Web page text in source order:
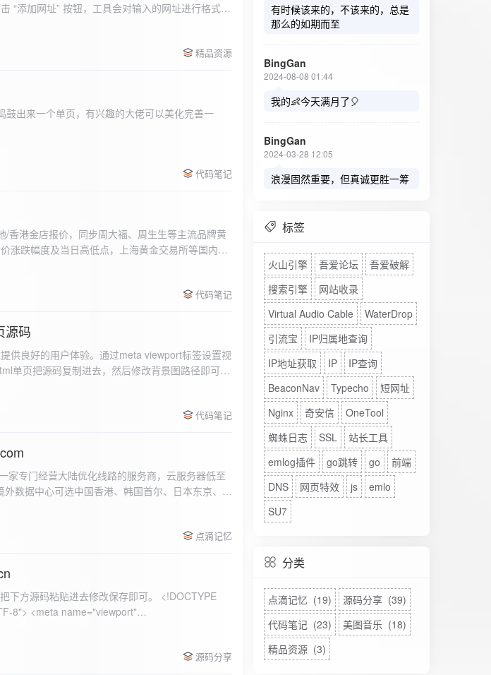
“添加网址” 按钮，工具会对输入的网址进行格式验
右侧面板有一个 “筛选网址” 的下拉框，用户可以选
间隔时间（单位为秒），默认值为 60 秒。开始 /
添加的网址进行一次检测，之后按照设置的监测间
试机制：在进行网址检测时，如果请求失败，会进
日志记录与显示功能。 日志记录： 每次对网址进
色，异常状态的日志为红色。日志会自动滚动到最
精品资源
出来一个单页，有兴趣的大佬可以美化完善一
代码笔记
香港金店报价，同步周大福、周生生等主流品牌黄
涨跌幅度及当日高低点，上海黄金交易所等国内黄
代码笔记
源码
供良好的用户体验。通过meta viewport标签设置视
单页把源码复制进去，然后修改背景图路径即可。
代码笔记
数据中心可选中国香港、韩国首尔、日本东京、美
点滴记忆
2px); box-shadow: 0 6px 15px rgba(0, 0, 0, 0.2); background: #f8f9fa; } .flow-card-top { margin-bottom: 10px; } /* 导航网格样式 */ .nav-grid { display: grid; grid-template-columns: repeat(2, 1fr); gap: 25px; width: 100%; margin: 0 auto; padding: 0; } /* 导航项样式 */ .nav-item { background: hsl(230, 10%, 33%); border-radius: 12px; padding: 12px; text-align: center; box-shadow: none; transition: all 0.3s ease; min-height: 75px; position: relative; } .nav-item:hover { transform: none; background: hsl(230, 10%, 38%); } .nav-item a { text-decoration: none; color: inherit; display: block; text-align: center; } .nav-item h3 { color: #ffffff; font-size: 17px; margin-bottom: 8px; } .nav-item p { color: rgba(255, 255, 255, 0.9); font-size: 16px; margin-bottom: 4px; } .nav-item .status { position: absolute; bottom: -20px; left: 0; right: 0; color: #ff6b6b; font-size: 12px; text-align: center; font-weight: 500; } /* 底部导航样式 */ .float-nav { display: none; } @media (max-width: 768px) { body { padding-bottom: 20px; } .container { padding: 10px; } .main-box { padding: 15px; margin: 5px; } .header { margin-bottom: 15px; padding-bottom: 10px; } .nav-grid { gap: 15px; } .flow-card, .flow-card-top { padding: 12px; margin-bottom: 10px; flex-direction: column; } .flow-card .text-content, .flow-card-top h3 { text-align: center; margin-bottom: 12px; font-size: 16px; } .flow-card h2 { font-size: 16px; margin-bottom: 5px; text-align: center; } .flow-card p { font-size: 13px; text-align: center; padding: 0 5px; } .flow-card a, .flow-card-top a, .flow-card .buttons a, .flow-card-top .buttons a { padding: 7px 0; font-size: 14px; margin: 0 4px; width: 95px; text-align: center; background: #ffffff; color: #2b5876; } .flow-card .buttons, .flow-card-top .buttons { justify-content: center; width: 100%; margin-top: 5px; } .nav-item { padding: 12px; min-height: 70px; width: 100%; } .header h1 { font-size: 24px; } .notice p { font-size: 14px; } .copyright { padding: 10px 0; font-size: 12px; } } /* 版权信息样式 */ .copyright { text-align: center; padding: 15px 0; color: #6c757d; font-size: 13px; letter-spacing: 0.5px; width: 100%; max-width: 1200px; margin: 0 auto; } /* 弹窗样式 */ .modal-overlay { position: fixed; top: 0; left: 0; right: 0; bottom: 0; background: rgba(0, 0, 0, 0.4); display: flex; justify-content: center; align-items: center; z-index: 10000; } .modal { background: white; border: 1px solid #e9ecef; padding: 25px; border-radius: 15px; width: 90%; max-width: 3
源码分享
有时候该来的，不该来的，总是
那么的如期而至
BingGan
2024-08-08 01:44
我的👶今天满月了🎈
BingGan
2024-03-28 12:05
浪漫固然重要，但真诚更胜一筹
标签
火山引擎 吾爱论坛
吾爱破解
搜索引擎
网站收录
Virtual Audio Cable
WaterDrop
引流宝
IP归属地查询
IP地址获取
IP
IP查询
BeaconNav
Typecho
短网址
Nginx
奇安信
OneTool
蜘蛛日志
SSL
站长工具
emlog插件
go跳转 go
前端
DNS
网页特效 js
emlo
SU7
分类
点滴记忆 (19)
源码分享 (39)
代码笔记 (23)
美图音乐 (18)
精品资源 (3)